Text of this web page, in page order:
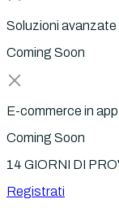
Soluzioni avanzate
Coming Soon
E-commerce in
Coming Soon
14 GIORNI DI
Registrati